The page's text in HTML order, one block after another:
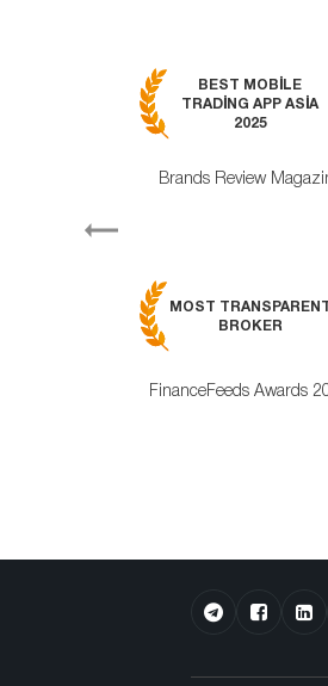
Previous
BEST MOBILE
TRADING APP ASIA
2025
Brands Review
MOST
BROKER
FinanceFeeds Awards